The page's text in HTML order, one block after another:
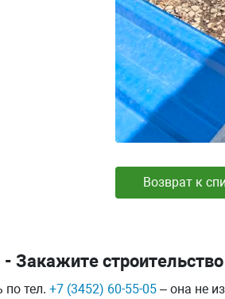
Возврат к
Закажите
по тел. +7 (3452) 60-55-05 – она не